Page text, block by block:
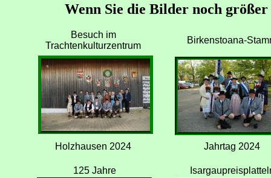
Wenn Sie die Bilder noch
Besuch im
Trachtenkulturzentrum
Birkenstoana-
Holzhausen 2024 Jahrtag 2024
125 Jahre